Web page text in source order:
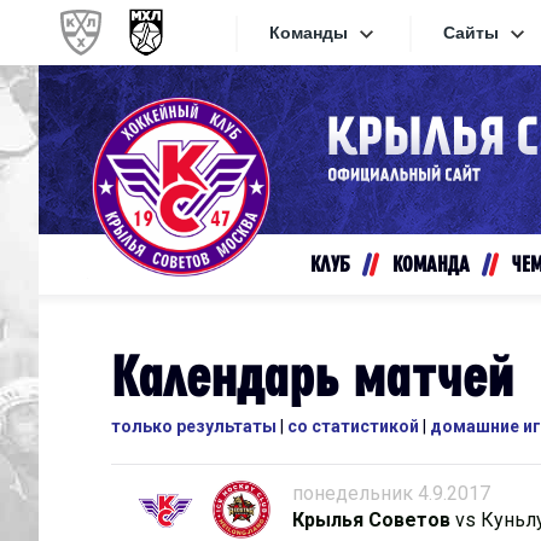
Команды
Конференция «Запад»
Дивизион Золотой
Академия Михайлова
Локо
МХК Спартак
СКА-1946
Сайты
Сайты
КЛУБ КОМАНДА
Календарь матчей
только результаты со статистикой домашние
понедельник 4.9.2017
Крылья Советов vs